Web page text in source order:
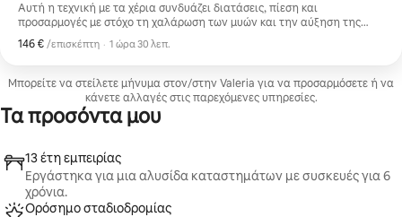
Αυτή η τεχνική με τα χέρια συνδυάζει διατάσεις, πίεση και
προσαρμογές με στόχο τη χαλάρωση των μυών και την αύξηση της
ευλυγισίας. Εκτελείται στο πάτωμα πάνω σε στρώματα και
περιλαμβάνει κινητοποιήσεις, πιέσεις και κινήσεις ταλάντευσης, με
στόχο την προώθηση της κινητικότητας και της ισορροπίας του
σώματος.
146 € /επισκέπτη
146 €, ανά επισκέπτη
, · 1 ώρα 30 λεπ.
Μπορείτε να στείλετε μήνυμα στον/στην Valeria για να προσαρμόσετε ή να
κάνετε αλλαγές στις παρεχόμενες υπηρεσίες.
Τα προσόντα μου
13 έτη εμπειρίας
Εργάστηκα για μια αλυσίδα καταστημάτων με συσκευές για 6
χρόνια.
Ορόσημο σταδιοδρομίας